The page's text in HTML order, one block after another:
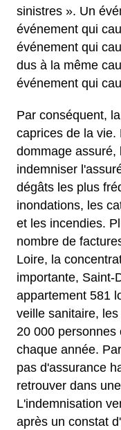
sinistres ». Un
événement qui
événement qui
dus à la même
événement qui
Par conséquent,
caprices de la vie.
dommage assuré,
indemniser
dégâts les plus
inondations, les
et les incendies.
nombre de
Loire, la
importante, Saint-
appartement 581
veille sanitaire,
20 000 personnes
chaque année.
pas d'assurance
retrouver dans
L'indemnisation
après un constat